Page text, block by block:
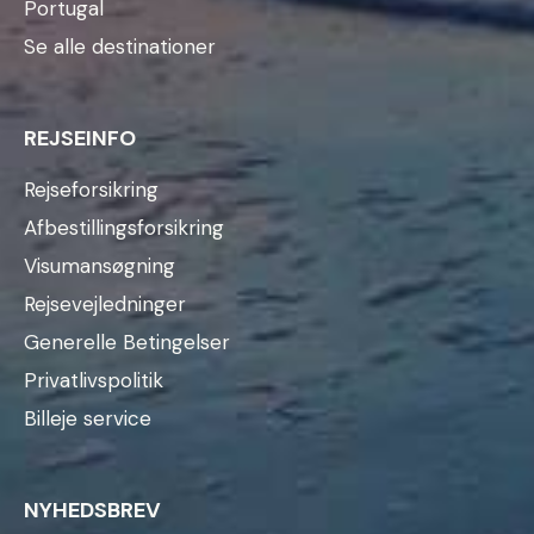
Portugal
Se alle destinationer
REJSEINFO
Rejseforsikring
Afbestillingsforsikring
Visumansøgning
Rejsevejledninger
Generelle Betingelser
Privatlivspolitik
Billeje service
NYHEDSBREV